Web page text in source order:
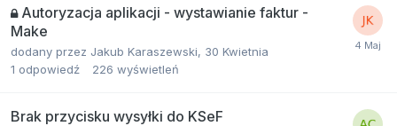
Autoryzacja aplikacji - wystawianie faktur -
Make
dodany przez Jakub Karaszewski, 30 Kwietnia
1 odpowiedź 226 wyświetleń
Brak przycisku wysyłki do KSeF